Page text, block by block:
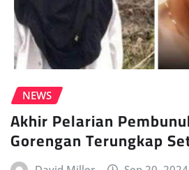
NEWS
Akhir Pelarian
Gorengan Terungkap